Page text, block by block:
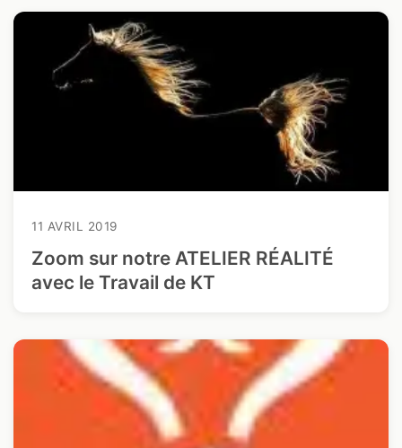
11 AVRIL 2019
Zoom sur notre ATELIER RÉALITÉ
avec le Travail de KT